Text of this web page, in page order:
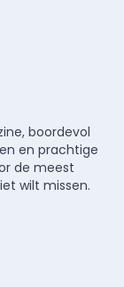
boordevol
en prachtige
de meest
wilt missen.